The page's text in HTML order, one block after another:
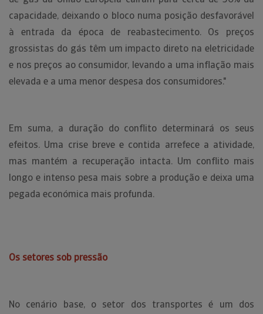
capacidade, deixando o bloco numa posição desfavorável
à entrada da época de reabastecimento. Os preços
grossistas do gás têm um impacto direto na eletricidade
e nos preços ao consumidor, levando a uma inflação mais
elevada e a uma menor despesa dos consumidores."
Em suma, a duração do conflito determinará os seus
efeitos. Uma crise breve e contida arrefece a atividade,
mas mantém a recuperação intacta. Um conflito mais
longo e intenso pesa mais sobre a produção e deixa uma
pegada económica mais profunda.
Os setores sob pressão
No cenário base, o setor dos transportes é um dos